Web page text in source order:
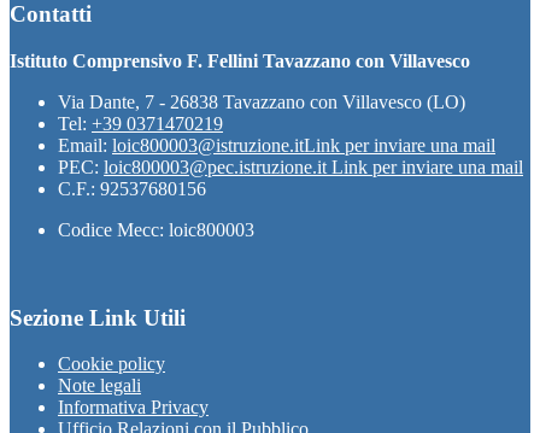
Contatti
Istituto Comprensivo F. Fellini Tavazzano con Villavesco
Via Dante, 7 - 26838 Tavazzano con Villavesco (LO)
Tel: +39 0371470219
Email: loic800003@istruzione.itLink per inviare una mail
PEC: loic800003@pec.istruzione.it Link per inviare una mail
C.F.: 92537680156
Codice Mecc: loic800003
Sezione Link Utili
Cookie policy
Note legali
Informativa Privacy